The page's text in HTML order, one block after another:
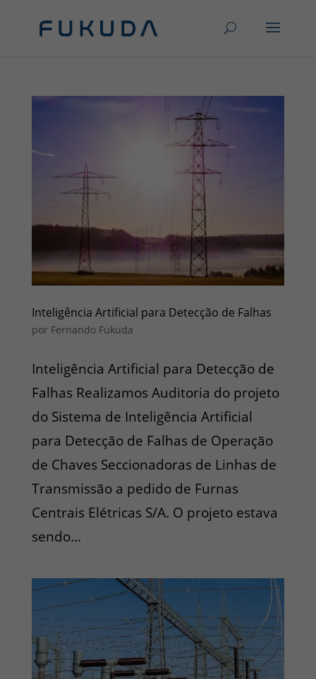
Inteligência Artificial para Detecção de Falhas
por Fernando Fukuda
Inteligência Artificial para Detecção de
Falhas Realizamos Auditoria do projeto
do Sistema de Inteligência Artificial
para Detecção de Falhas de Operação
de Chaves Seccionadoras de Linhas de
Transmissão a pedido de Furnas
Centrais Elétricas S/A. O projeto estava
sendo...